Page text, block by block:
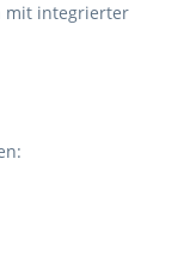
mit integrierter